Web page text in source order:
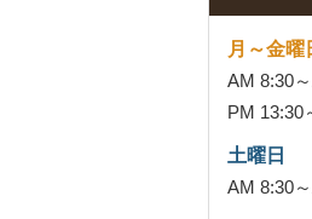
月～金曜
AM 8:30
PM 13:30
土曜日
AM 8:30